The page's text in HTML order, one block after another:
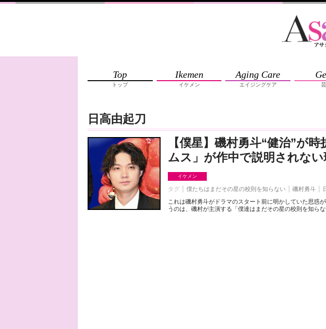
Top
トップ
Ikemen
イケメン
Aging Care
エイジングケア
日高由起刀
【僕星】磯村勇斗“健治”が
ムス」が作中で説明されない
イケメン
タグ 僕たちはまだその星の校則を知らない 磯村勇斗
これは磯村勇斗がドラマのスタート前に明かしていた思惑
うのは、磯村が主演する「僕達はまだその星の校則を知ら